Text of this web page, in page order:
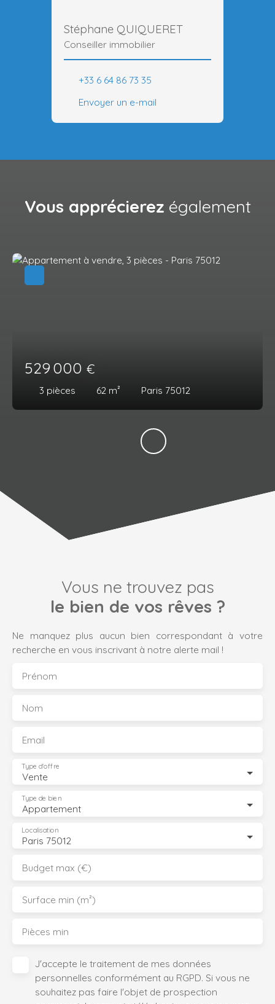
Stéphane QUIQUERET
Conseiller immobilier
+33 6 64 86 73 35
Envoyer un e-mail
Vous apprécierez également
529 000 €
3 pièces 62 m² Paris 75012
Vous ne trouvez pas
le bien de vos rêves ?
Ne manquez plus aucun bien correspondant à votre
recherche en vous inscrivant à notre alerte mail !
Prénom
Nom
Email
Vente
Type d'offre
Appartement
Type de bien
Paris 75012
Localisation
Budget max (€)
Surface min (m²)
Pièces min
J'accepte le traitement de mes données
personnelles conformément au RGPD. Si vous ne
souhaitez pas faire l'objet de prospection